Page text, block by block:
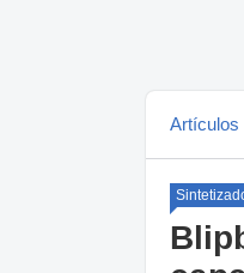
Artículos